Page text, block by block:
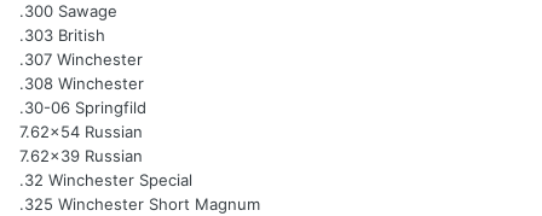
.300 Sawage
.303 British
.307 Winchester
.308 Winchester
.30-06 Springfild
7.62x54 Russian
7.62x39 Russian
.32 Winchester Special
.325 Winchester Short Magnum